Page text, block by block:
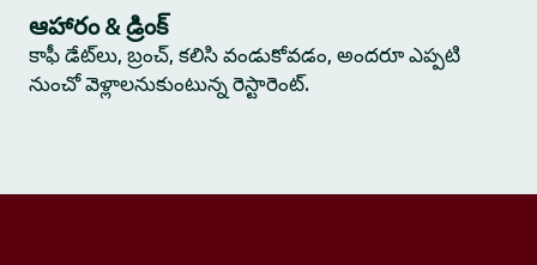
ఆహారం & డ్రింక్
కాఫీ డేట్‌లు, బ్రంచ్, కలిసి వండుకోవడం, అందరూ ఎప్పటి
నుంచో వెళ్లాలనుకుంటున్న రెస్టారెంట్.